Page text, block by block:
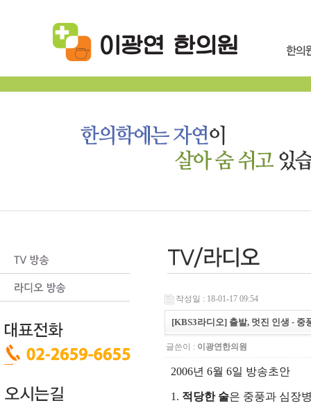
작성일 : 18-01-17 09:54
[KBS3라디오] 출발, 멋진 인생 - 중
글쓴이 : 이광연한의원
2006년 6월 6일 방송초안
1. 적당한 술은 중풍과 심장